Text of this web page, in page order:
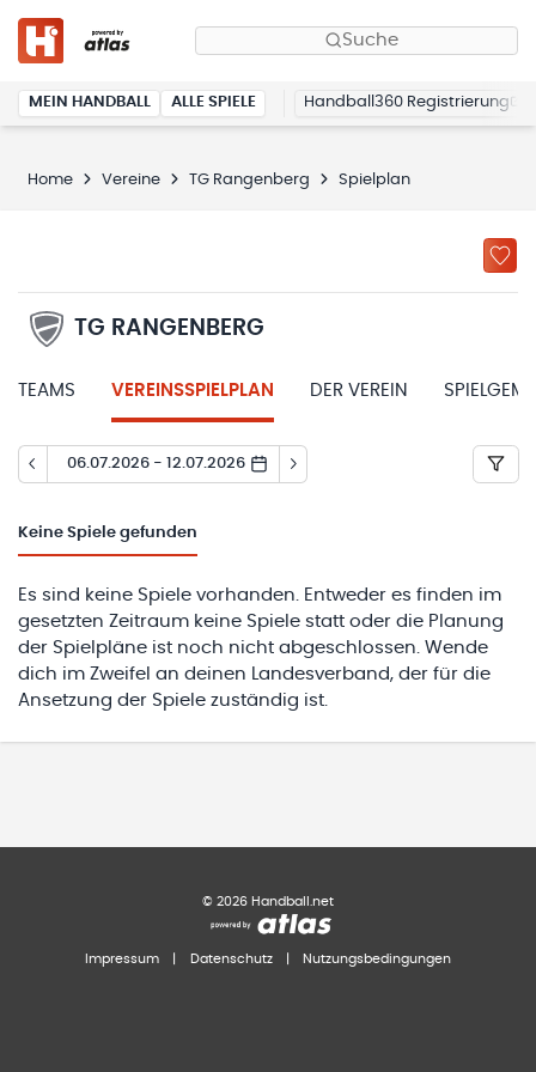
Suche
MEIN HANDBALL ALLE SPIELE Handball360 Registrierung
Home Vereine TG Rangenberg Spielplan
TG RANGENBERG
TEAMS VEREINSSPIELPLAN DER VEREIN
06.07.2026 - 12.07.2026
Keine Spiele gefunden
Es sind keine Spiele vorhanden. Entweder es finden im
gesetzten Zeitraum keine Spiele statt oder die Planung
der Spielpläne ist noch nicht abgeschlossen. Wende
dich im Zweifel an deinen Landesverband, der für die
Ansetzung der Spiele zuständig ist.
© 2026 Handball.net
Impressum Datenschutz Nutzungsbedingungen